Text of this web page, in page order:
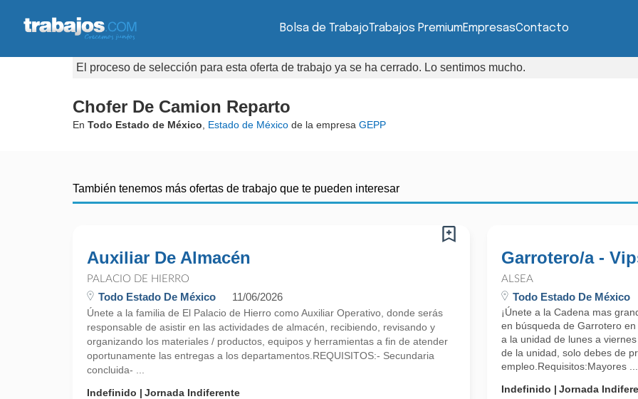
Bolsa de TrabajoTrabajos PremiumEmpresasContacto
El proceso de selección para esta oferta de trabajo ya se ha cerrado. Lo sentimos mucho.
Chofer De Camion Reparto
En Todo Estado de México Estado de México de la empresa GEPP
También tenemos más ofertas de trabajo que te pueden interesar
Auxiliar De Almacén
PALACIO DE HIERRO
Todo Estado De México 11/06/2026
Únete a la familia de El Palacio de Hierro como Auxiliar Operativo, donde serás
responsable de asistir en las actividades de almacén, recibiendo, revisando y
organizando los materiales / productos, equipos y herramientas a fin de atender
oportunamente las entregas a los departamentos.REQUISITOS:- Secundaria
concluida- ...
Indefinido
Jornada Indiferente
Garrotero/a -
ALSEA
Todo Estado De México
¡Únete a la Cadena mas
en búsqueda de Garrotero
a la unidad de lunes a
de la unidad, solo debes de
empleo.Requisitos:Mayores ...
Indefinido
Jornada